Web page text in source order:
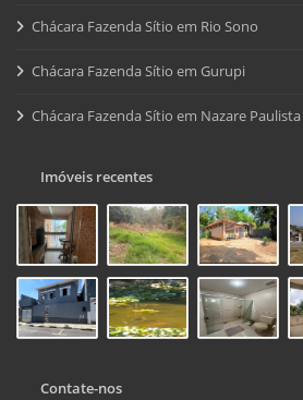
Chácara Fazenda Sítio em Rio Sono
Chácara Fazenda Sítio em Gurupi
Chácara Fazenda Sítio em Nazare Paulista
Imóveis recentes
Contate-nos